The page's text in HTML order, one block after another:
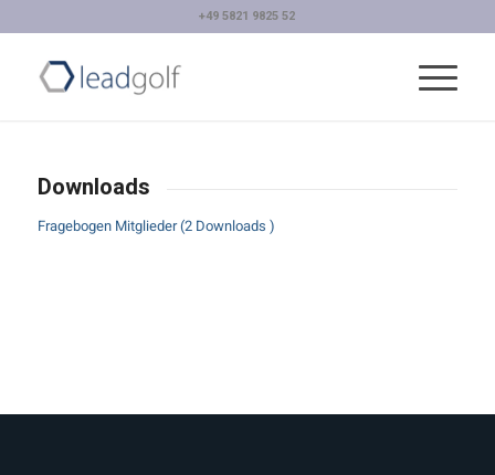
+49 5821 9825 52
Downloads
Fragebogen Mitglieder (2 Downloads )